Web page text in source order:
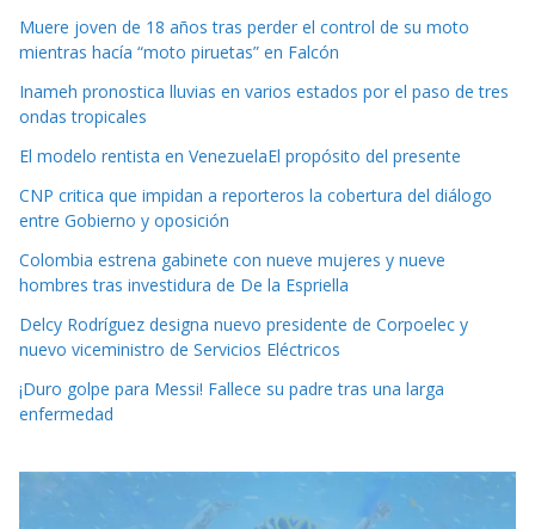
Muere joven de 18 años tras perder el control de su moto
mientras hacía “moto piruetas” en Falcón
Inameh pronostica lluvias en varios estados por el paso de tres
ondas tropicales
El modelo rentista en VenezuelaEl propósito del presente
CNP critica que impidan a reporteros la cobertura del diálogo
entre Gobierno y oposición
Colombia estrena gabinete con nueve mujeres y nueve
hombres tras investidura de De la Espriella
Delcy Rodríguez designa nuevo presidente de Corpoelec y
nuevo viceministro de Servicios Eléctricos
¡Duro golpe para Messi! Fallece su padre tras una larga
enfermedad